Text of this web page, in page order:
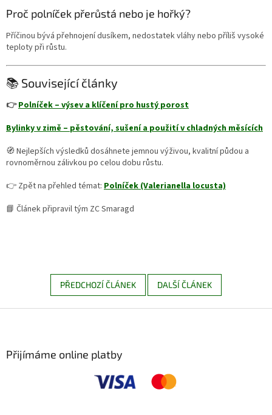
Proč polníček přerůstá nebo je hořký?
Příčinou bývá přehnojení dusíkem, nedostatek vláhy nebo příliš vysoké
teploty při růstu.
📚 Související články
👉Polníček – výsev a klíčení pro hustý porost
Bylinky v zimě – pěstování, sušení a použití v chladných měsících
🧭 Nejlepších výsledků dosáhnete jemnou výživou, kvalitní půdou a
rovnoměrnou zálivkou po celou dobu růstu.
👉 Zpět na přehled témat: Polníček (Valerianella locusta)
📘 Článek připravil tým ZC Smaragd
PŘEDCHOZÍ ČLÁNEK DALŠÍ ČLÁNEK
Přijímáme online platby